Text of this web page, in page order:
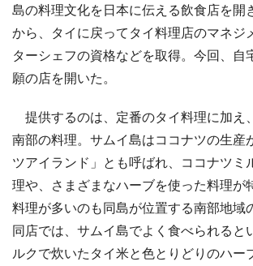
島の料理文化を日本に伝える飲食店を開
から、タイに戻ってタイ料理店のマネジ
ターシェフの資格などを取得。今回、自
願の店を開いた。
提供するのは、定番のタイ料理に加え
南部の料理。サムイ島はココナツの生産
ツアイランド」とも呼ばれ、ココナツミ
理や、さまざまなハーブを使った料理が
料理が多いのも同島が位置する南部地域
同店では、サムイ島でよく食べられると
ルクで炊いたタイ米と色とりどりのハー